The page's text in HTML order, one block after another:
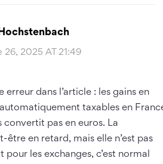
26, 2025 AT 21:49
erreur dans l’article : les gains en
taxables en
convertit pas en euros. La
être en retard, mais elle n’est pas
pour les exchanges, c’est normal